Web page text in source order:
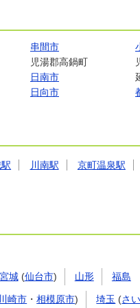
串間市
児湯郡高鍋町
日南市
日向市
川南駅 京町温泉駅
宮城(仙台市) 山形 福島
川崎市 ・相模原市) 埼玉 (さ